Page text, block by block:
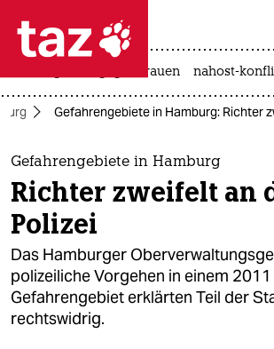
 taz zahl ich
taz zahl ich
themen
politik
öko
gesellschaft
kultur
gewalt gegen frauen nahost-
Gefahrengebiete in Hamburg: Richter
Gefahrengebiete in Hamburg
Richter zweifelt an
Polizei
Das Hamburger
polizeiliche Vorgehen in einem 2011
Gefahrengebiet erklärten Teil der
rechtswidrig.